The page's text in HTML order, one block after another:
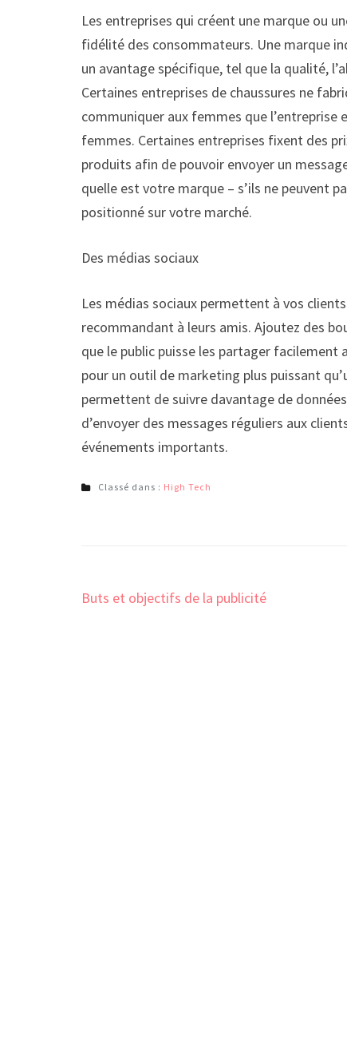
Les entreprises qui créent une marque ou
fidélité des consommateurs. Une marque
un avantage spécifique, tel que la qualité,
Certaines entreprises de chaussures ne
communiquer aux femmes que l’entreprise
femmes. Certaines entreprises fixent des
produits afin de pouvoir envoyer un
quelle est votre marque – s’ils ne peuvent
positionné sur votre marché.
Des médias sociaux
Les médias sociaux permettent à vos
recommandant à leurs amis. Ajoutez des
que le public puisse les partager facilement
pour un outil de marketing plus puissant
permettent de suivre davantage de
d’envoyer des messages réguliers aux
événements importants.
Classé dans : High Tech
Navigation
Buts et objectifs de la publicité